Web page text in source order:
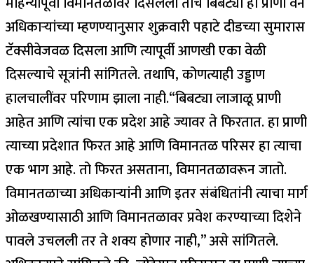
अधिकाऱ्यांच्या म्हणण्यानुसार शुक्रवारी पहाटे दीडच्या सुमारास
टॅक्सीवेजवळ दिसला आणि त्यापूर्वी आणखी एका वेळी
दिसल्याचे सूत्रांनी सांगितले.तथापि, कोणत्याही उड्डाण
हालचालींवर परिणाम झाला नाही.“बिबट्या लाजाळू प्राणी
आहेत आणि त्यांचा एक प्रदेश आहे ज्यावर ते फिरतात. हा प्राणी
त्याच्या प्रदेशात फिरत आहे आणि विमानतळ परिसर हा त्याचा
एक भाग आहे. तो फिरत असताना, विमानतळावरून जातो.
विमानतळाच्या अधिकाऱ्यांनी आणि इतर संबंधितांनी त्याचा मार्ग
ओळखण्यासाठी आणि विमानतळावर प्रवेश करण्याच्या दिशेने
पावले उचलली तर ते शक्य होणार नाही,” असे सांगितले.